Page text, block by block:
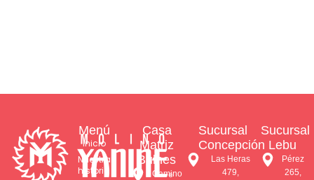
Menú
Inicio
Nuestra
historia
Casa
Matriz
Bulnes
Camino
Sucursal
Concepción
Las Heras
479,
Sucursal
Lebu
Pérez
265,